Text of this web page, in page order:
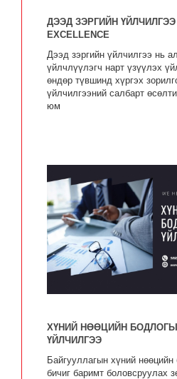
ДЭЭД ЗЭРГИЙН ҮЙЛЧИЛГЭЭ
EXCELLENCE
Дээд зэргийн үйлчилгээ нь
үйлчлүүлэгч нарт үзүүлэх
өндөр түвшинд хүргэх
үйлчилгээний салбарт
юм
ХҮНИЙ НӨӨЦИЙН
ҮЙЛЧИЛГЭЭ
Байгууллагын хүний
бичиг баримт боловсруулах